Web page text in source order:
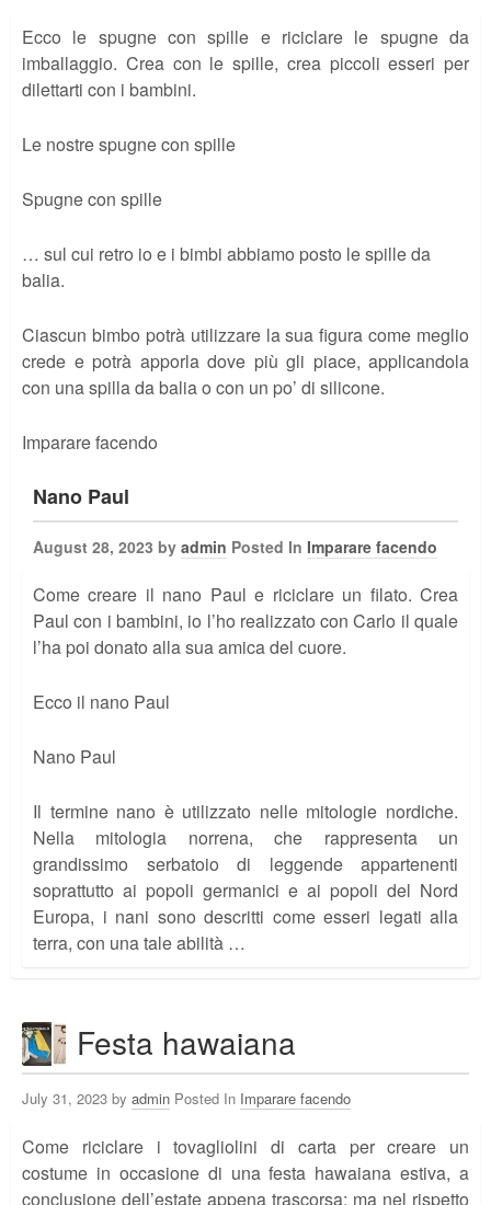
Ecco le spugne con spille e riciclare le spugne da
imballaggio. Crea con le spille, crea piccoli esseri per
dilettarti con i bambini.
Le nostre spugne con spille
Spugne con spille
… sul cui retro io e i bimbi abbiamo posto le spille da
balia.
Ciascun bimbo potrà utilizzare la sua figura come meglio
crede e potrà apporla dove più gli piace, applicandola
con una spilla da balia o con un po’ di silicone.
Imparare facendo
Nano Paul
August 28, 2023 by admin Posted In Imparare facendo
Come creare il nano Paul e riciclare un filato. Crea
Paul con i bambini, io l’ho realizzato con Carlo il quale
l’ha poi donato alla sua amica del cuore.
Ecco il nano Paul
Nano Paul
Il termine nano è utilizzato nelle mitologie nordiche.
Nella mitologia norrena, che rappresenta un
grandissimo serbatoio di leggende appartenenti
soprattutto ai popoli germanici e ai popoli del Nord
Europa, i nani sono descritti come esseri legati alla
terra, con una tale abilità …
Festa hawaiana
July 31, 2023 by admin Posted In Imparare facendo
Come riciclare i tovagliolini di carta per creare un
costume in occasione di una festa hawaiana estiva, a
conclusione dell’estate appena trascorsa; ma nel rispetto